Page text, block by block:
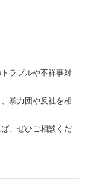
ラブルや不祥事対
暴力団や反社を相
、ぜひご相談くだ